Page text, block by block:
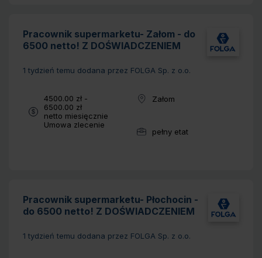
Pracownik supermarketu- Załom - do
6500 netto! Z DOŚWIADCZENIEM
1 tydzień temu dodana przez FOLGA Sp. z o.o.
Wynagrodzenie:
4500.00 zł -
6500.00 zł
netto miesięcznie
Typ umowy:
Umowa zlecenie
Lokalizacja:
Załom
Wymiar pracy:
pełny etat
Pracownik supermarketu- Płochocin -
do 6500 netto! Z DOŚWIADCZENIEM
1 tydzień temu dodana przez FOLGA Sp. z o.o.